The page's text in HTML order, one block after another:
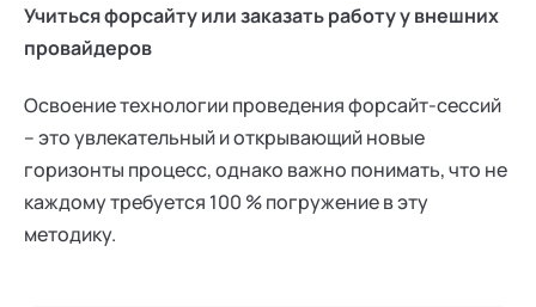
Учиться форсайту или заказать работу у внешних
провайдеров
Освоение технологии проведения форсайт-сессий
– это увлекательный и открывающий новые
горизонты процесс, однако важно понимать, что не
каждому требуется 100 % погружение в эту
методику.